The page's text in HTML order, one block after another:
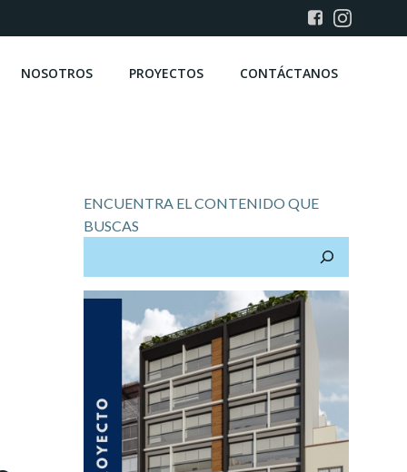
NOSOTROS PROYECTOS CONTÁCTANOS
ENCUENTRA EL CONTENIDO QUE
BUSCAS